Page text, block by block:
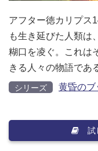
アフター徳カリプス
も生き延びた人類は
糊口を凌ぐ。これは
きる人々の物語であ
シリーズ 黄昏のブ
試